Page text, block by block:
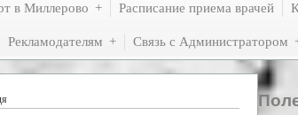
в Миллерово Расписание приема врачей
Рекламодателям Связь с Администратором